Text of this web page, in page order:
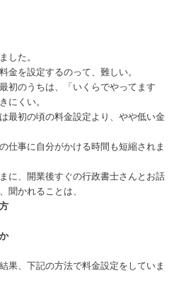
した。
金を設定するのって、難しい。
初のうちは、「いくらでやってます
にくい。
最初の頃の料金設定より、やや低い金
仕事に自分がかける時間も短縮されま
に、開業後すぐの行政書士さんとお話
聞かれることは、
果、下記の方法で料金設定をしていま